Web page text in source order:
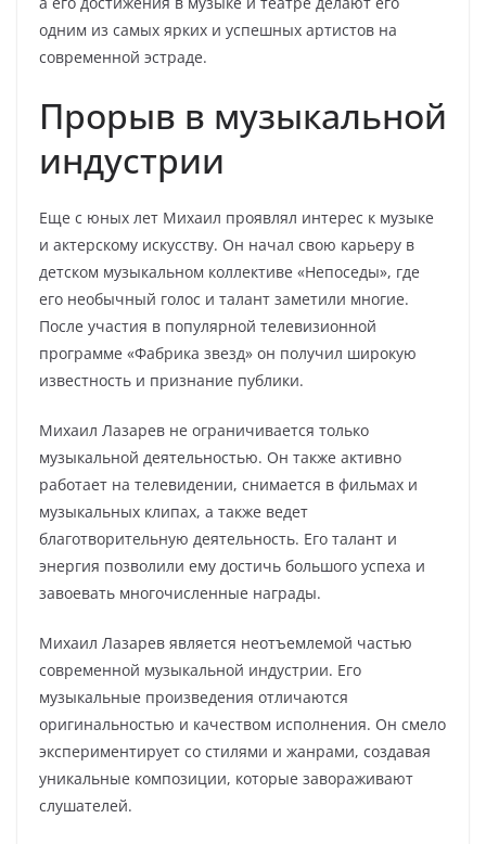
одним из самых ярких и успешных артистов на
современной эстраде.
Прорыв в музыкальной
индустрии
Еще с юных лет Михаил проявлял интерес к музыке
и актерскому искусству. Он начал свою карьеру в
детском музыкальном коллективе «Непоседы», где
его необычный голос и талант заметили многие.
После участия в популярной телевизионной
программе «Фабрика звезд» он получил широкую
известность и признание публики.
Михаил Лазарев не ограничивается только
музыкальной деятельностью. Он также активно
работает на телевидении, снимается в фильмах и
музыкальных клипах, а также ведет
благотворительную деятельность. Его талант и
энергия позволили ему достичь большого успеха и
завоевать многочисленные награды.
Михаил Лазарев является неотъемлемой частью
современной музыкальной индустрии. Его
музыкальные произведения отличаются
оригинальностью и качеством исполнения. Он смело
экспериментирует со стилями и жанрами, создавая
уникальные композиции, которые завораживают
слушателей.